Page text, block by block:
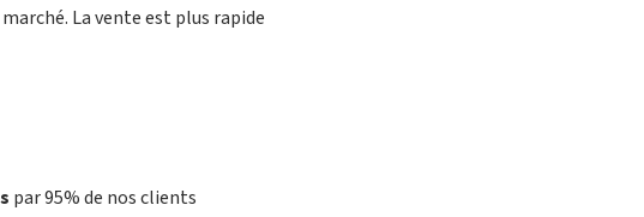
La vente est plus rapide
par 95% de nos clients